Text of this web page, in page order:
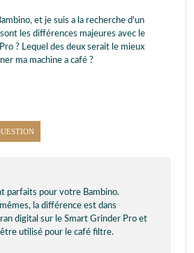
et je suis a la recherche d'un
les différences majeures avec le
? Lequel des deux serait le mieux
ma machine a café ?
parfaits pour votre Bambino.
la différence est dans
digital sur le Smart Grinder Pro et
utilisé pour le café filtre.